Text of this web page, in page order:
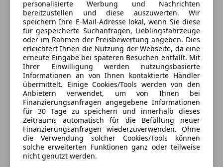
Anbieter kontaktieren
Deine Nachricht
Eintauschwagen: Kaufen und verkaufen in nur einem
Schritt
personalisierte Werbung und Nachrichten
bereitzustellen und diese auszuwerten. Wir
speichern Ihre E-Mail-Adresse lokal, wenn Sie diese
für gespeicherte Suchanfragen, Lieblingsfahrzeuge
oder im Rahmen der Preisbewertung angeben. Dies
erleichtert Ihnen die Nutzung der Webseite, da eine
erneute Eingabe bei späteren Besuchen entfällt. Mit
Ihrer Einwilligung werden nutzungsbasierte
Informationen an von Ihnen kontaktierte Händler
übermittelt. Einige Cookies/Tools werden von den
Anbietern verwendet, um von Ihnen bei
Finanzierungsanfragen angegebene Informationen
für 30 Tage zu speichern und innerhalb dieses
Zeitraums automatisch für die Befüllung neuer
Finanzierungsanfragen wiederzuverwenden. Ohne
die Verwendung solcher Cookies/Tools können
solche erweiterten Funktionen ganz oder teilweise
nicht genutzt werden.